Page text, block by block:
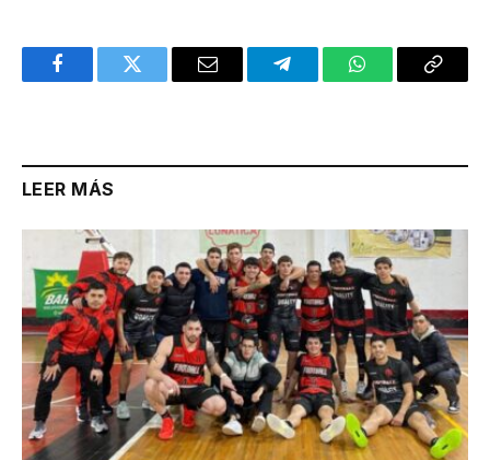
FacebookTwitter Email TelegramWhatsAppCopy
LEER MÁS